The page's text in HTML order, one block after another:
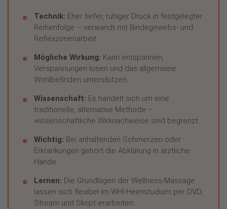
Technik: Eher tiefer, ruhiger Druck in festgelegter
Reihenfolge – verwandt mit Bindegewebs- und
Reflexzonenarbeit.
Mögliche Wirkung: Kann entspannen,
Verspannungen lösen und das allgemeine
Wohlbefinden unterstützen.
Wissenschaft: Es handelt sich um eine
traditionelle, alternative Methode –
wissenschaftliche Wirknachweise sind begrenzt.
Wichtig: Bei anhaltenden Schmerzen oder
Erkrankungen gehört die Abklärung in ärztliche
Hände.
Lernen: Die Grundlagen der Wellness-Massage
lassen sich flexibel im WHI-Heimstudium per DVD,
Stream und Skript erarbeiten.